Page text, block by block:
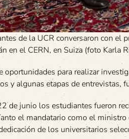
de la UCR conversaron con el
en el CERN, en Suiza (foto Karla
oportunidades para realizar
y algunas etapas de entrevistas,
de junio los estudiantes fueron
el mandatario como el
de los universitarios